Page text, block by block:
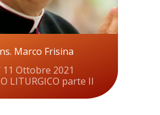
Marco Frisina
11 Ottobre 2021
LITURGICO parte II